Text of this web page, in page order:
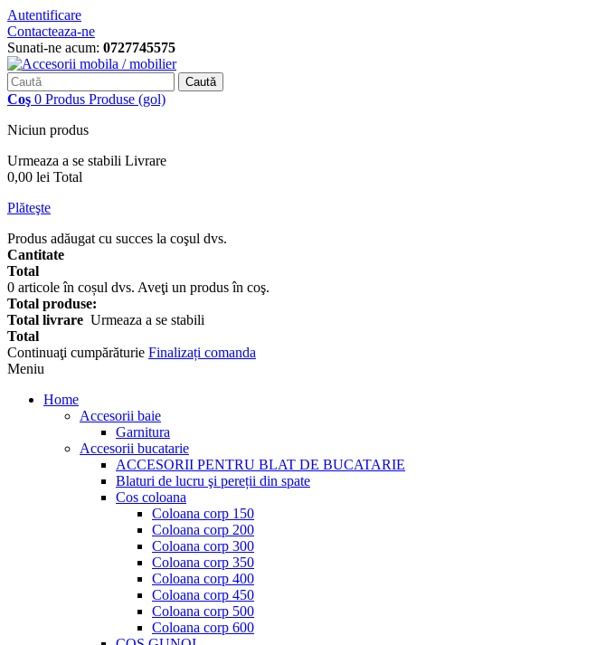
Autentificare
Contacteaza-ne
Sunati-ne acum: 0727745575
Caută
Coş 0 Produs Produse (gol)
Niciun produs
Urmeaza a se stabili Livrare
0,00 lei Total
Plăteşte
Produs adăugat cu succes la coşul dvs.
Cantitate
Total
0 articole în coșul dvs. Aveţi un produs în coş.
Total produse:
Total livrare Urmeaza a se stabili
Total
Continuaţi cumpărăturie Finalizați comanda
Meniu
Home
Accesorii baie
Garnitura
Accesorii bucatarie
ACCESORII PENTRU BLAT DE BUCATARIE
Blaturi de lucru şi pereții din spate
Cos coloana
Coloana corp 150
Coloana corp 200
Coloana corp 300
Coloana corp 350
Coloana corp 400
Coloana corp 450
Coloana corp 500
Coloana corp 600